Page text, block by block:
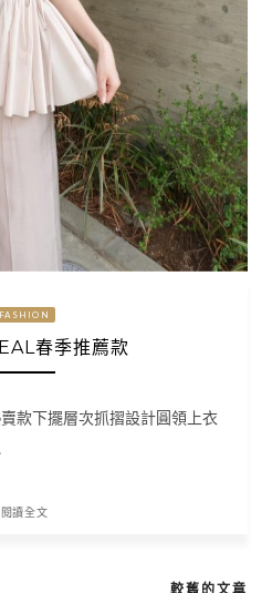
FASHION
春季推薦款
款下擺層次抓摺設計圓領上衣
閱讀全文
較舊的文章